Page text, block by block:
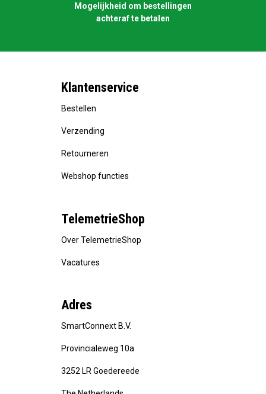
Mogelijkheid om bestellingen
achteraf te betalen
Klantenservice
Bestellen
Verzending
Retourneren
Webshop functies
TelemetrieShop
Over TelemetrieShop
Vacatures
Adres
SmartConnext B.V.
Provincialeweg 10a
3252 LR Goedereede